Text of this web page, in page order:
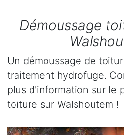
Démoussage
Un démoussage de
traitement hydrofuge.
plus d'information sur le
toiture sur Walshoutem !